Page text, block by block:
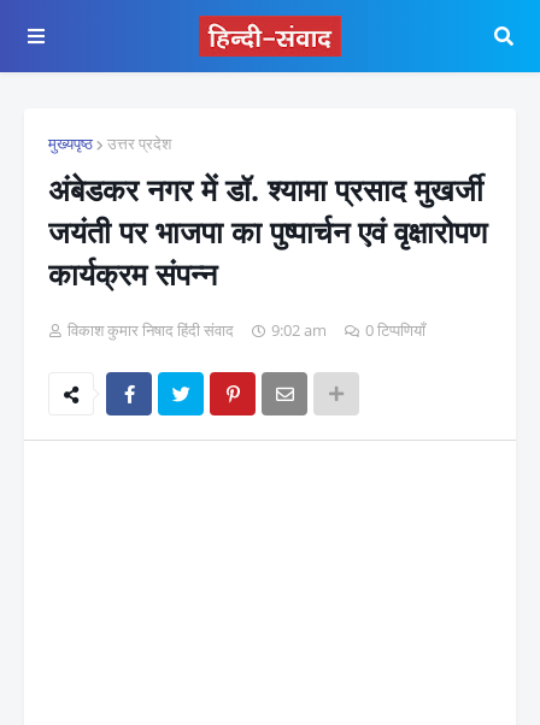
मुख्यपृष्ठ उत्तर प्रदेश
अंबेडकर नगर में डॉ. श्यामा प्रसाद मुखर्जी
जयंती पर भाजपा का पुष्पार्चन एवं वृक्षारोपण
कार्यक्रम संपन्न
विकाश कुमार निषाद हिंदी संवाद 9:02 am 0 टिप्पणियाँ